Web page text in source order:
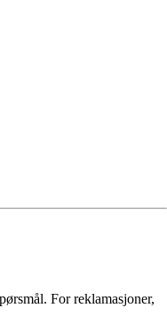
For reklamasjoner,